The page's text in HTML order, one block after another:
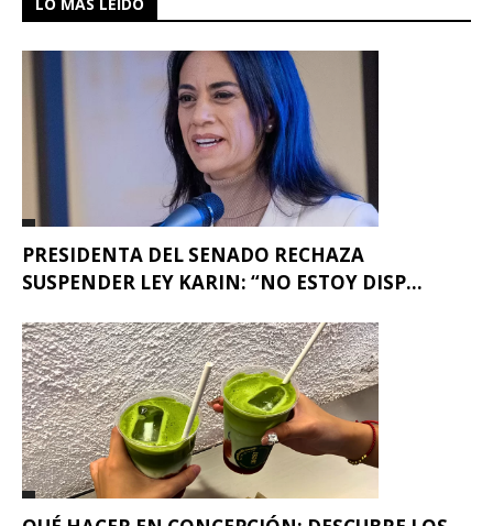
PRESIDENTA DEL SENADO RECHAZA
SUSPENDER LEY KARIN: “NO ESTOY DISP...